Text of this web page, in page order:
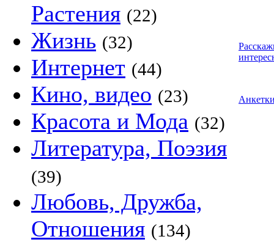
Растения (22)
Жизнь (32)
Интернет (44)
Кино, видео (23)
Красота и Мода (32)
Литература, Поэзия
(39)
Любовь, Дружба,
Отношения (134)